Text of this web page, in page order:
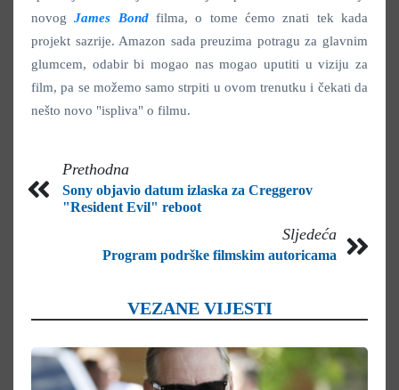
novogJames Bond filma, o tome ćemo znati tek kada
projekt sazrije. Amazon sada preuzima potragu za glavnim
glumcem, odabir bi mogao nas mogao uputiti u viziju za
film, pa se možemo samo strpiti u ovom trenutku i čekati da
nešto novo "ispliva" o filmu.
Prethodna
Sony objavio datum izlaska za Creggerov
"Resident Evil" reboot
Sljedeća
Program podrške filmskim autoricama
VEZANE VIJESTI